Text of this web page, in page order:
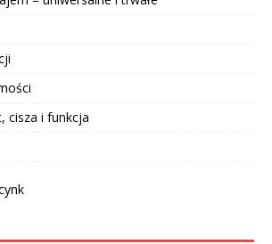
cisza i funkcja